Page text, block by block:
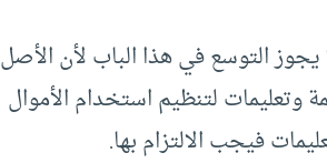
يجوز التوسع في هذا الباب لأن الأصل
لتنظيم استخدام الأموال
فيجب الالتزام بها.